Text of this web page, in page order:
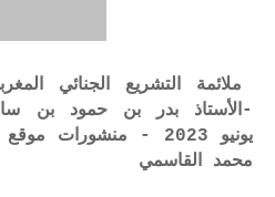
ملائمة التشريع الجنائي
يونيو 2023 - منشورات
محمد القاسمي